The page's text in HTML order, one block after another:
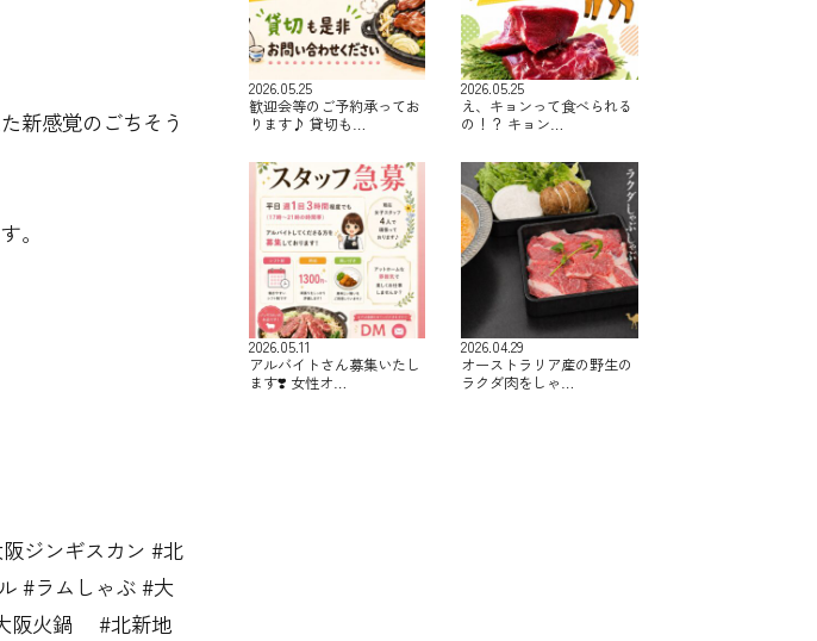
新感覚のごちそう
。
ジンギスカン #北
#ラムしゃぶ #大
阪火鍋 #北新地
2026.05.25
歓迎会等のご予約承ってお
ります♪ 貸切も…
2026.05.25
え、キョンって食べられる
の！？ キョン…
2026.05.11
アルバイトさん募集いたし
ます❣️ 女性オ…
2026.04.29
オーストラリア産の野生の
ラクダ肉をしゃ…